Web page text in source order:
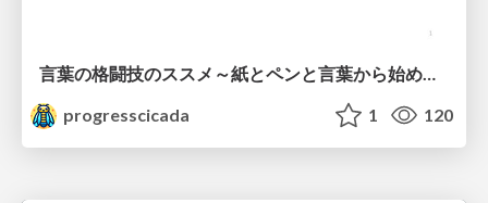
progresscicada
1 120